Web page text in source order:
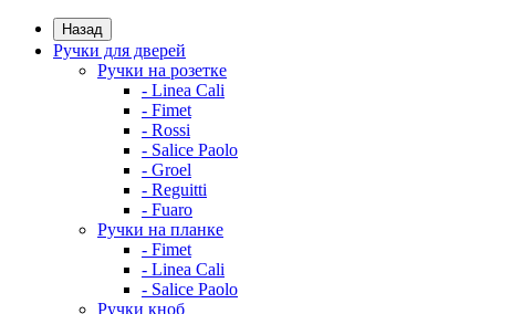
Назад
Ручки для дверей
Ручки на розетке
- Linea Cali
- Fimet
- Rossi
- Salice Paolo
- Groel
- Reguitti
- Fuaro
Ручки на планке
- Fimet
- Linea Cali
- Salice Paolo
Ручки кноб